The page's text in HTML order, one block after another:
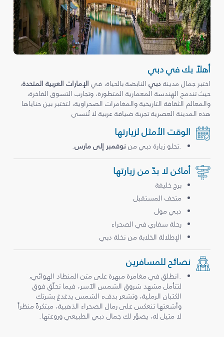
أهلاً بك في دبي
اختبر جمال مدينةدبيالنابضة بالحياة، في الإمارات العربية المتحدة،
حيث تندمج الهندسة المعمارية المتطورة، وتجارب التسوق الفاخرة،
والمعالم الثقافة التاريخية والمغامرات الصحراوية، لتختبر بين حناياها
هذه المدينة العصرية تجربة ضيافة عربية لا تُنسى
الوقت الأمثل لزيارتها
.تحلو زيارة دبي من نوفمبر إلى مارس.
أماكن لا بدّ من زيارتها
برج خليفة
متحف المستقبل
دبي مول
رحلة سفاري في الصحراء
الإطلالة الخلابة من نخلة دبي
نصائح للمسافرين
.انطلق في مغامرة مبهرة على متن المنطاد الهوائي،
لتتأمل مشهد شروق الشمس الآسر، فيما تحلّق فوق
الكثبان الرملية، وتشعر بدفء الشمس يدغدغ بشرتك
وأشعتها تنعكس على رمال الصحراء الذهبية، مبتكرةً منظراً
لا مثيل له، يصوّر لك جمال دبي الطبيعي وروعتها.